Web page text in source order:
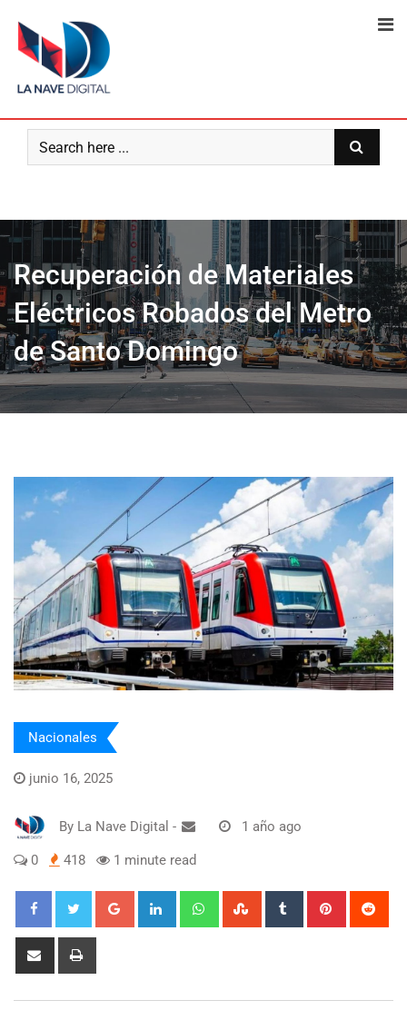
content
Recuperación de Materiales
Eléctricos Robados del Metro
de Santo Domingo
Nacionales
junio 16, 2025
By La Nave Digital - 1 año ago
0 418 1 minute read
Google+ LinkedIn WhatsappStumbleUpon
Tumblr Pinterest
Share